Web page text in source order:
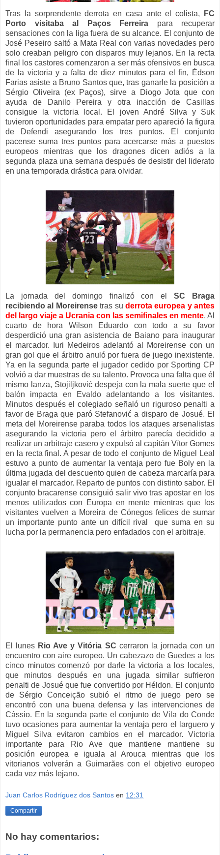
Tras la sorprendente derrota en casa ante el colista,
FC
Porto visitaba al Paços Ferreira para recuperar
sensaciones con la liga fuera de su alcance. El conjunto de
José Peseiro saltó a Mata Real con varias novedades pero
solo creaban peligro con disparos muy lejanos. En la recta
final los castores comenzaron a ser más ofensivos en busca
de la victoria y a falta de diez minutos para el fin, Édson
Farias asiste a Bruno Santos que, tras ganarle la posición a
Sérgio Oliveira (ex Paços), sirve a Diogo Jota que con
ayuda de Danilo Pereira y otra inacción de Casillas
consigue la victoria local. El joven André Silva y Suk
tuvieron oportunidades para empatar pero apareció la figura
de Defendi asegurando los tres puntos. El conjunto
pacense suma tres puntos para acercarse más a puestos
europeos mientras que los dragones dicen adiós a la
segunda plaza una semana después de desistir del liderato
en una temporada drástica para olvidar.
La jornada del domingo finalizó con elSC Braga
recibiendo al Moreirensetras su derrota europea y antes
del largo viaje a Ucrania con las semifinales en mente. Al
cuarto de hora Wilson Eduardo con todo a su favor
desperdició una gran asistencia de Baiano para inaugurar
el marcador. Iuri Medeiros adelantó al Moreirense con un
gran gol que el árbitro anuló por fuera de juego inexistente.
Ya en la segunda parte el jugador cedido por Sporting CP
volvió a dar muestras de su talento. Provoca una falta que él
mismo lanza, Stojiljković despeja con la mala suerte que el
balón impacta en Evaldo adelantando a los visitantes.
Minutos después el colegiado señaló un riguroso penalti a
favor de Braga que paró Stefanović a disparo de Josué. El
meta del Moreirense paraba todos los ataques arsenalistas
asegurando la victoria pero el árbitro parecía decidido a
realizar un arbitraje casero y expulsó al capitán Vítor Gomes
en la recta final. A pesar de todo el conjunto de Miguel Leal
estuvo a punto de aumentar la ventaja pero fue Boly en la
última jugada del descuento quien de cabeza marcaría para
igualar el marcador. Reparto de puntos con distinto sabor. El
conjunto bracarense consiguió salir vivo tras apostar en los
menos utilizados con Europa en mente mientras que los
visitantes vuelven a Moreira de Cónegos felices de sumar
un importante punto ante un difícil rival que suma en su
lucha por la permanencia pero enfadados con el arbitraje.
El lunes Rio Ave y Vitória SC cerraron la jornada con un
encuentro con aire europeo. Un cabezazo de Guedes a los
cinco minutos comenzó por darle la victoria a los locales,
que minutos después en una jugada similar sufrieron
penalti de Josué que fue convertido por Héldon. El conjunto
de Sérgio Conceição subió el ritmo de juego pero se
encontró con una buena defensa y las intervenciones de
Cássio. En la segunda parte el conjunto de Vila do Conde
tuvo ocasiones para aumentar la ventaja pero el larguero y
Miguel Silva evitaron cambios en el marcador. Victoria
importante para Rio Ave que mantiene mantiene su
posición europea e iguala al Arouca mientras que los
vitorianos volverán a Guimarães con el objetivo europeo
cada vez más lejano.
Juan Carlos Rodríguez dos Santos en 12:31
Compartir
No hay comentarios: